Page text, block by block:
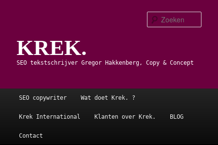
primaire
inhoud
secundaire
inhoudKREK.
SEO tekstschrijver Gregor Hakkenberg, Copy & Concept
Hoofdmenu
SEO copywriter Wat doet Krek. ?
Krek International Klanten over Krek. BLOG
Contact